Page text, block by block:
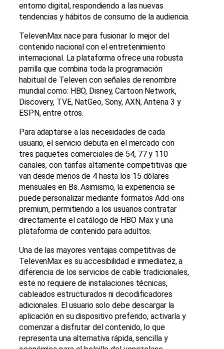
entorno digital, respondiendo a las nuevas
tendencias y hábitos de consumo de la audiencia.
TelevenMax nace para fusionar lo mejor del
contenido nacional con el entretenimiento
internacional. La plataforma ofrece una robusta
parrilla que combina toda la programación
habitual de Televen con señales de renombre
mundial como: HBO, Disney, Cartoon Network,
Discovery, TVE, NatGeo, Sony, AXN, Antena 3 y
ESPN, entre otros.
Para adaptarse a las necesidades de cada
usuario, el servicio debuta en el mercado con
tres paquetes comerciales de 54, 77 y 110
canales, con tarifas altamente competitivas que
van desde menos de 4 hasta los 15 dólares
mensuales en Bs. Asimismo, la experiencia se
puede personalizar mediante formatos Add-ons
premium, permitiendo a los usuarios contratar
directamente el catálogo de HBO Max y una
plataforma de contenido para adultos.
Una de las mayores ventajas competitivas de
TelevenMax es su accesibilidad e inmediatez, a
diferencia de los servicios de cable tradicionales,
este no requiere de instalaciones técnicas,
cableados estructurados ni decodificadores
adicionales. El usuario solo debe descargar la
aplicación en su dispositivo preferido, activarla y
comenzar a disfrutar del contenido, lo que
representa una alternativa rápida, sencilla y